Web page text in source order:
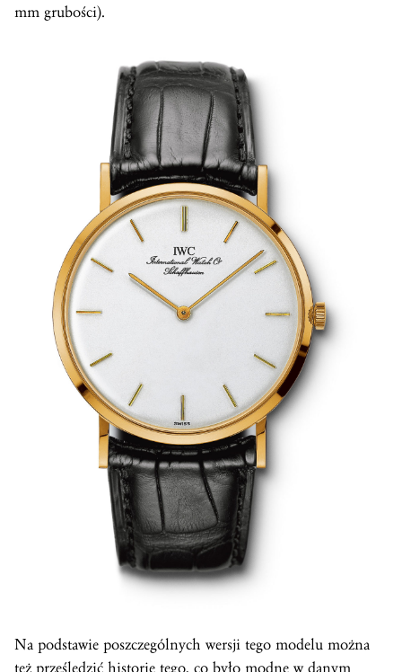
mm grubości).
Na podstawie poszczególnych wersji tego modelu można
też prześledzić historię tego, co było modne w danym